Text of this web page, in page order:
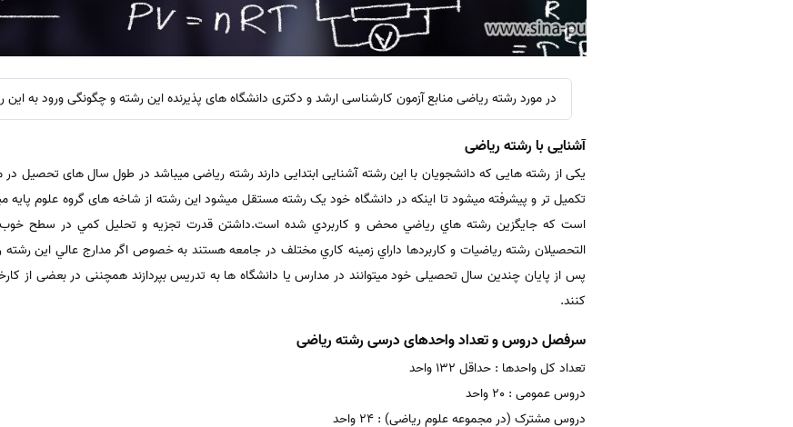
در مورد رشته ریاضی منابع آزمون کارشناسی ارشد و دکتری دانشگاه های پذیرنده این رشته و چگونگی ورود به
آشنایی با رشته ریاضی
یکی از رشته هایی که دانشجویان با این رشته آشنایی ابتدایی دارند رشته ریاضی میباشد در طول سال های
تکمیل تر و پیشرفته میشود تا اینکه در دانشگاه خود یک رشته مستقل میشود این رشته از شاخه های گروه علوم پایه
است که جايگزين رشته هاي رياضي محض و کاربردي شده است.داشتن قدرت تجزيه و تحليل کمي در سطح خوب
التحصیلان رشته رياضيات و کاربردها داراي زمينه کاري مختلف در جامعه هستند به خصوص اگر مدارج عالي اين رشته
پس از پایان چندین سال تحصیلی خود میتوانند در مدارس یا دانشگاه ها به تدریس بپردازند همچننی در بعضی از
کنند.
سرفصل دروس و تعداد واحدهای درسی رشته ریاضی
تعداد کل واحدها : حداقل 132 واحد
دروس عمومی : 20 واحد
دروس مشترک (در مجموعه علوم ریاضی) : 24 واحد